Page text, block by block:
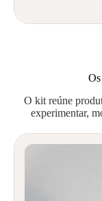
O kit reúne
experimentar,